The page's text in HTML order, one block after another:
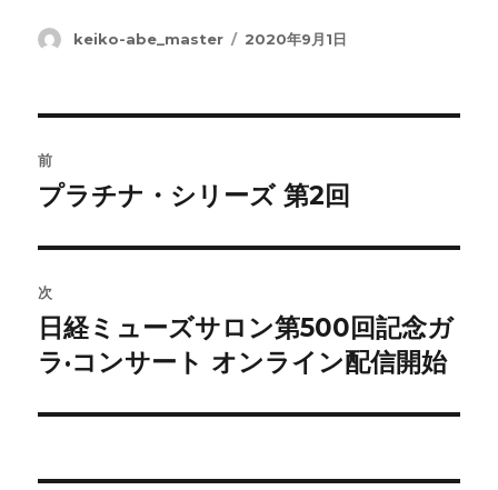
投
keiko-abe_master
投
2020年9月1日
稿
ビ
ゲ
ー
シ
前
前
投
稿:
プラチナ・シリーズ 第2回
次
次
の
稿:
日経ミューズサロン第500回記念ガ
ラ·コンサート オンライン配信開始